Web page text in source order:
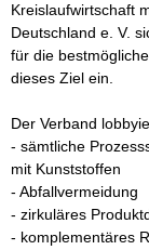
Kreislaufwirtschaft
Deutschland e. V.
für die
dieses Ziel ein.
Der Verband
- sämtliche
mit Kunststoffen
- Abfallvermeidung
- zirkuläres
- komplementäres